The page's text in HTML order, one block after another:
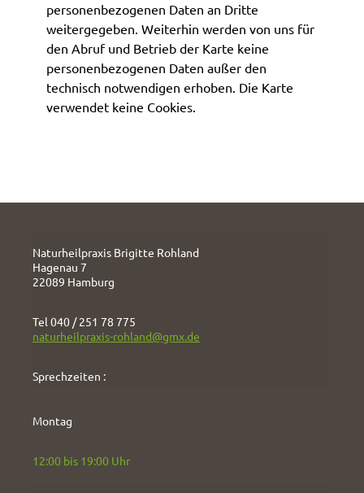
personenbezogenen Daten an Dritte
weitergegeben. Weiterhin werden von uns für
den Abruf und Betrieb der Karte keine
personenbezogenen Daten außer den
technisch notwendigen erhoben. Die Karte
verwendet keine Cookies.
Naturheilpraxis Brigitte Rohland
Hagenau 7
22089 Hamburg
Tel 040 / 251 78 775
naturheilpraxis-rohland@gmx.de
Sprechzeiten :
Montag
12:00 bis 19:00 Uhr